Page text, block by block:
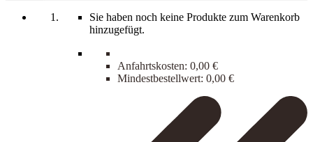
Sie haben noch keine Produkte zum Warenkorb
hinzugefügt.
Anfahrtskosten: 0,00 €
Mindestbestellwert: 0,00 €